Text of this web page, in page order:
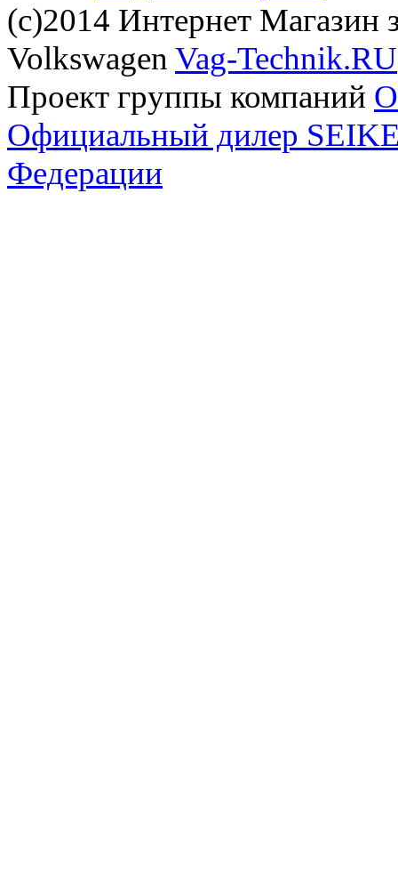
(с)2014 Интернет Магазин
Volkswagen Vag-Technik.RU
Проект группы компаний
Официальный дилер
Федерации